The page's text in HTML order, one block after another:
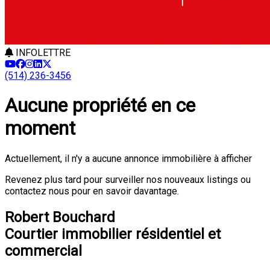
INFOLETTRE
(514) 236-3456
Aucune propriété en ce
moment
Actuellement, il n'y a aucune annonce immobilière à afficher
Revenez plus tard pour surveiller nos nouveaux listings ou
contactez nous pour en savoir davantage.
Robert Bouchard
Courtier immobilier résidentiel et
commercial